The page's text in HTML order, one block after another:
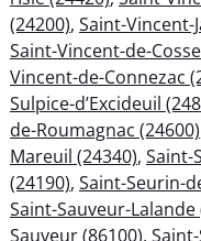
(24200), Saint-Vincent-
Saint-Vincent-de-
Vincent-de-Connezac
Sulpice-d’Excideuil
de-Roumagnac (24600)
Mareuil (24340), Saint-
(24190), Saint-Seurin-
Saint-Sauveur-Lalande
Sauveur (86100),